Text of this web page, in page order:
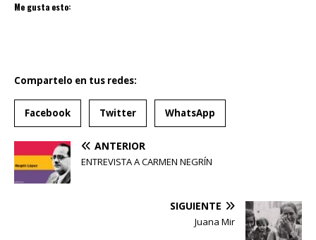
Me gusta esto:
Compartelo en tus redes:
Facebook Twitter WhatsApp
ANTERIOR
ENTREVISTA A CARMEN NEGRÍN
SIGUIENTE
Juana Mir